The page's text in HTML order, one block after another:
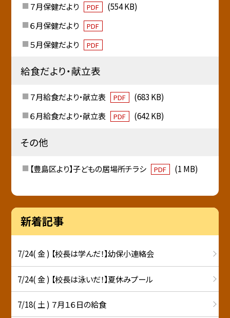
７月保健だより PDF
(554 KB)
６月保健だより
PDF
５月保健だより PDF
給食だより・献立表
７月給食だより・献立表 PDF
(683 KB)
６月給食だより・献立表
PDF (642 KB)
その他
【豊島区より】子どもの居場所チラシ PDF (1 MB)
新着記事
7/24( 金 ) 【校長は学んだ！】幼保小連絡会
7/24( 金 ) 【校長は泳いだ！】夏休みプール
7/18( 土 ) ７月１６日の給食